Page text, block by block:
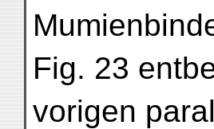
Fig. 23
vorigen